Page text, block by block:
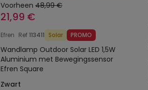
Voorheen 48,99 €
21,99 €
Efren Ref113411 Solar PROMO
Wandlamp Outdoor Solar LED 1,5W
Aluminium met Bewegingssensor
Efren Square
Zwart